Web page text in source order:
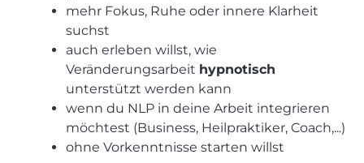
mehr Fokus, Ruhe oder innere Klarheit
suchst
auch erleben willst, wie
Veränderungsarbeit hypnotisch
unterstützt werden kann
wenn du NLP in deine Arbeit integrieren
möchtest (Business, Heilpraktiker, Coach,...)
ohne Vorkenntnisse starten willst